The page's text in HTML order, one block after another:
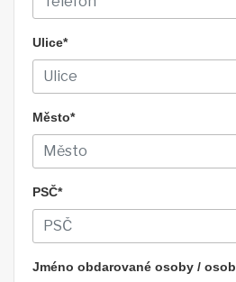
Ulice*
Město*
PSČ*
Jméno obdarované osoby / osob